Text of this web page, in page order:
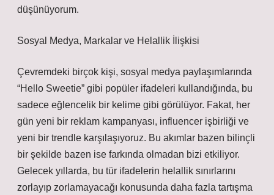
düşünüyorum.
Sosyal Medya, Markalar ve Helallik İlişkisi
Çevremdeki birçok kişi, sosyal medya paylaşımlarında
“Hello Sweetie” gibi popüler ifadeleri kullandığında, bu
sadece eğlencelik bir kelime gibi görülüyor. Fakat, her
gün yeni bir reklam kampanyası, influencer işbirliği ve
yeni bir trendle karşılaşıyoruz. Bu akımlar bazen bilinçli
bir şekilde bazen ise farkında olmadan bizi etkiliyor.
Gelecek yıllarda, bu tür ifadelerin helallik sınırlarını
zorlayıp zorlamayacağı konusunda daha fazla tartışma